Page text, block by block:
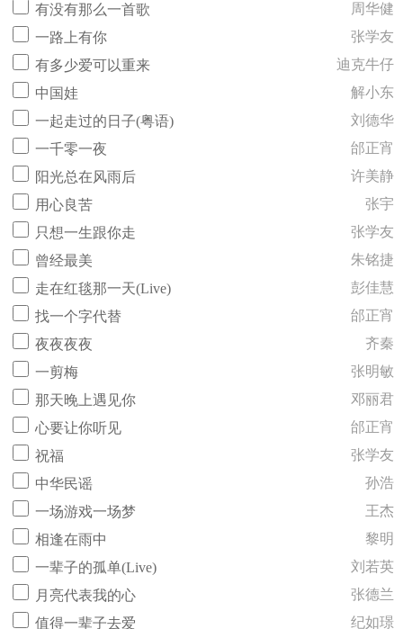
有没有那么一首歌
周华健
一路上有你
张学友
有多少爱可以重来
迪克牛仔
中国娃
解小东
一起走过的日子(粤语)
刘德华
一千零一夜
邰正宵
阳光总在风雨后
许美静
用心良苦
张宇
只想一生跟你走
张学友
曾经最美
朱铭捷
走在红毯那一天(Live)
彭佳慧
找一个字代替
邰正宵
夜夜夜夜
齐秦
一剪梅
张明敏
那天晚上遇见你
邓丽君
心要让你听见
邰正宵
祝福
张学友
中华民谣
孙浩
一场游戏一场梦
王杰
相逢在雨中
黎明
一辈子的孤单(Live)
刘若英
月亮代表我的心
张德兰
值得一辈子去爱
纪如璟